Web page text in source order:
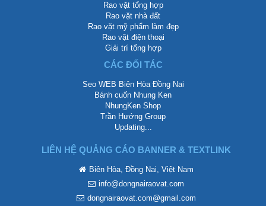
Rao vặt tổng hợp
Rao vặt nhà đất
Rao vặt mỹ phẩm làm đẹp
Rao vặt điện thoại
Giải trí tổng hợp
CÁC ĐỐI TÁC
Seo WEB Biên Hòa Đồng Nai
Bánh cuốn Nhung Ken
NhungKen Shop
Trần Hướng Group
Updating...
LIÊN HỆ QUẢNG CÁO BANNER & TEXTLINK
Biên Hòa, Đồng Nai, Việt Nam
info@dongnairaovat.com
dongnairaovat.com@gmail.com